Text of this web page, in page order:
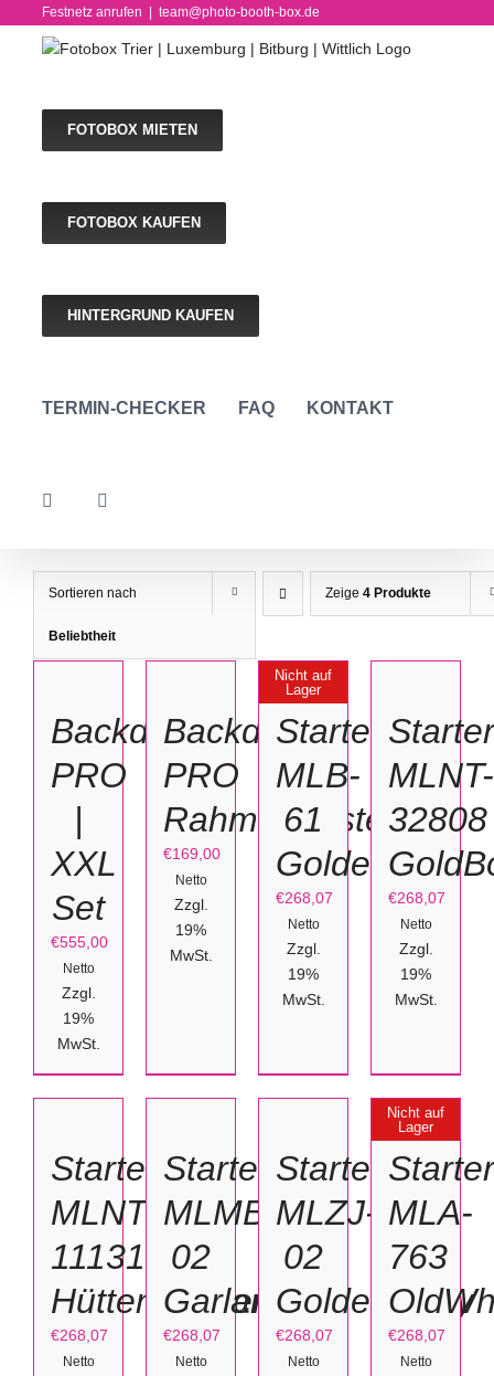
Festnetz anrufen team@photo-booth-box.de
FOTOBOX MIETEN
FOTOBOX KAUFEN
HINTERGRUND KAUFEN
TERMIN-CHECKER FAQ KONTAKT
Sortieren nach
Beliebtheit
Zeige 4 Produkte
OPTIONEN
WÄHLEN
DETAILS
Backdrop
PRO
|
XXL
Set
€555,00
Netto
Zzgl.
19%
MwSt.
WARENKORB
DETAILS
Backdrop
PRO
Rahmengestell
€169,00
Netto
Zzgl.
19%
MwSt.
Nicht auf
Lager
DETAILS
Starterset
MLB-
61
GoldenRain
€268,07
Netto
Zzgl.
19%
MwSt.
IN
DETAILS
MLNT-
32808
€268,07
Netto
Zzgl.
19%
MwSt.
DEN
DETAILS
Starterset
MLNT-
111313
Hüttenzauber
€268,07
Netto
DEN
DETAILS
Starterset
MLMB-
02
Garland
€268,07
Netto
DEN
WARENKORB
DETAILS
Starterset
MLZJ-
02
GoldenParty
€268,07
Netto
Nicht auf
Lager
DETAILS
MLA-
763
€268,07
Netto